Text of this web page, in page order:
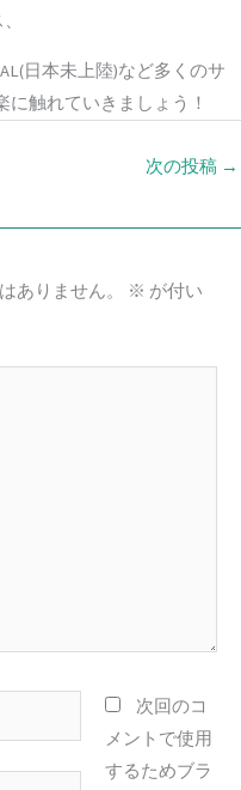
日本未上陸)など多くのサ
触れていきましょう！
次の投稿 →
ありません。 ※ が付い
次回のコ
メントで使用
するためブラ